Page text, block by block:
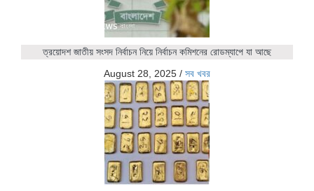
ত্রয়োদশ জাতীয় সংসদ নির্বাচন নিয়ে নির্বাচন কমিশনের রোডম্যাপে যা আছে
August 28, 2025 / সব খবর